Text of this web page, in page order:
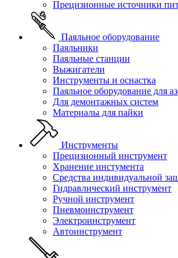
Прецизионные источники
Паяльное оборудование
Паяльники
Паяльные станции
Выжигатели
Инструменты и оснастка
Паяльное оборудование для
Для демонтажных систем
Материалы для пайки
Инструменты
Прецизионный инструмент
Хранение инстумента
Средства индивидуальной
Гидравлический инструмент
Ручной инструмент
Пневмоинструмент
Электроинструмент
Автоинструмент